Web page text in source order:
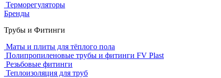
Терморегуляторы
Бренды
Трубы и Фитинги
Маты и плиты для тёплого пола
Полипропиленовые трубы и фитинги FV Plast
Резьбовые фитинги
Теплоизоляция для труб